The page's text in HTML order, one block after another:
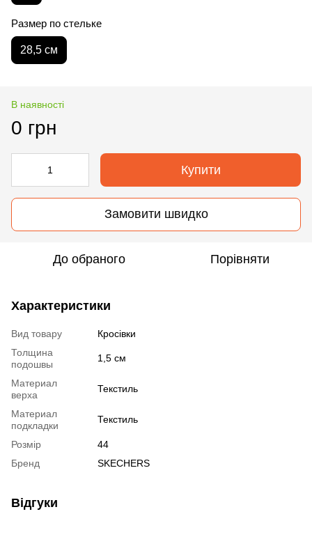
Размер по стельке
28,5 см
В наявності
0 грн
Купити
Замовити швидко
До обраного Порівняти
Характеристики
Вид товару
Кросівки
Толщина
подошвы
1,5 см
Материал
верха
Текстиль
Материал
подкладки
Текстиль
Розмір
44
Бренд
SKECHERS
Відгуки